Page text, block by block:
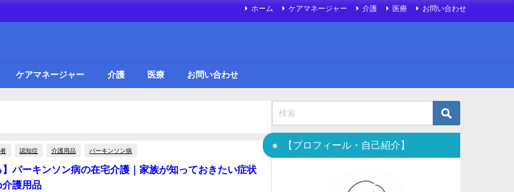
ホーム ケアマネージャー 介護 医療 お問い合わせ
ケアマネージャー 介護 医療 お問い合わせ
認知症 介護用品 パーキンソン病
】パーキンソン病の在宅介護｜家族が知っておきたい症状
介護用品
【プロフィール・自己紹介】